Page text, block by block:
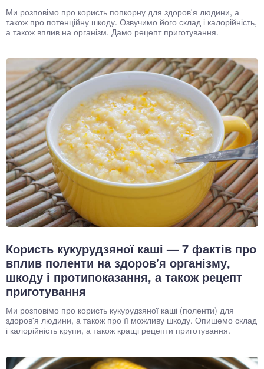
Ми розповімо про користь попкорну для здоров'я людини, а
також про потенційну шкоду. Озвучимо його склад і калорійність,
а також вплив на організм. Дамо рецепт приготування.
Користь кукурудзяної каші — 7 фактів про
вплив поленти на здоров'я організму,
шкоду і протипоказання, а також рецепт
приготування
Ми розповімо про користь кукурудзяної каші (поленти) для
здоров'я людини, а також про її можливу шкоду. Опишемо склад
і калорійність крупи, а також кращі рецепти приготування.